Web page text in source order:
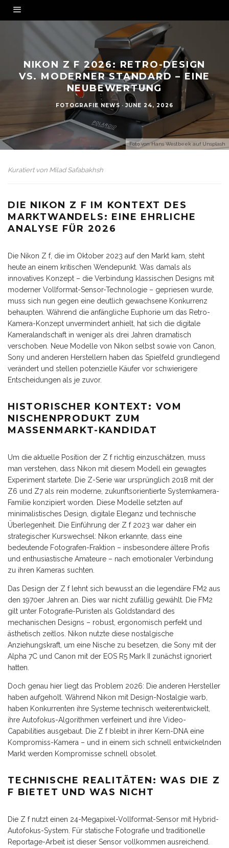
Foto vonHans Westbeek auf Unsplash
NIKON Z F 2026: RETRO-DESIGN
VS. MODERNER STANDARD – EINE
NEUBEWERTUNG
FOTOGRAFIE NEWS · JUNE 24, 2026
Kuratiert von Milad Safabakhsh
DIE NIKON Z F IM KONTEXT DES
MARKTWANDELS: EINE EHRLICHE
ANALYSE FÜR 2026
Die Nikon Z f, die im Oktober 2023 auf den Markt kam, steht
heute an einem kritischen Wendepunkt. Was damals als
innovatives Konzept – die Verbindung klassischen Designs mit
moderner Vollformat-Sensor-Technologie – gepriesen wurde,
muss sich nun gegen eine deutlich gewachsene Konkurrenz
behaupten. Während die anfängliche Euphorie um das Retro-
Kamera-Konzept unvermindert anhielt, hat sich die digitale
Kameralandschaft in weniger als drei Jahren dramatisch
verschoben. Neue Modelle von Nikon selbst sowie von Canon,
Sony und anderen Herstellern haben das Spielfeld grundlegend
verändert und stellen potenzielle Käufer vor schwierigere
Entscheidungen als je zuvor.
HISTORISCHER KONTEXT: VOM
NISCHENPRODUKT ZUM
MASSENMARKT-KANDIDAT
Um die aktuelle Position der Z f richtig einzuschätzen, muss
man verstehen, dass Nikon mit diesem Modell ein gewagtes
Experiment startete. Die Z-Serie war ursprünglich 2018 mit der
Z6 und Z7 als rein moderne, zukunftsorientierte Systemkamera-
Familie konzipiert worden. Diese Modelle setzten auf
minimalistisches Design, digitale Eleganz und technische
Überlegenheit. Die Einführung der Z f 2023 war daher ein
strategischer Kurswechsel: Nikon erkannte, dass eine
bedeutende Fotografen-Fraktion – insbesondere ältere Profis
und enthusiastische Amateure – nach emotionaler Verbindung
zu ihren Kameras suchten.
Das Design der Z f lehnt sich bewusst an die legendäre FM2 aus
den 1970er Jahren an. Dies war nicht zufällig gewählt. Die FM2
gilt unter Fotografie-Puristen als Goldstandard des
mechanischen Designs – robust, ergonomisch perfekt und
ästhetisch zeitlos. Nikon nutzte diese nostalgische
Anziehungskraft, um eine Nische zu besetzen, die Sony mit der
Alpha 7C und Canon mit der EOS R5 Mark II zunächst ignoriert
hatten.
Doch genau hier liegt das Problem 2026: Die anderen Hersteller
haben aufgeholt. Während Nikon mit Design-Nostalgie warb,
haben Konkurrenten ihre Systeme technisch weiterentwickelt,
ihre Autofokus-Algorithmen verfeinert und ihre Video-
Capabilities ausgebaut. Die Z f bleibt in ihrer Kern-DNA eine
Kompromiss-Kamera – und in einem sich schnell entwickelnden
Markt werden Kompromisse schnell obsolet.
TECHNISCHE REALITÄTEN: WAS DIE Z
F BIETET UND WAS NICHT
Die Z f nutzt einen 24-Megapixel-Vollformat-Sensor mit Hybrid-
Autofokus-System. Für statische Fotografie und traditionelle
Reportage-Arbeit ist dieser Sensor vollkommen ausreichend.